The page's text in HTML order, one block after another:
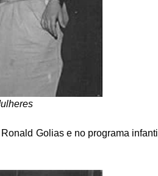
Golias e no programa infantil